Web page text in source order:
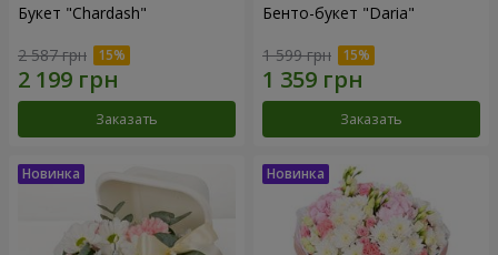
Букет "Chardash"
2 587 грн
Заказать
Бенто-букет "Daria"
1 599 грн
Заказать